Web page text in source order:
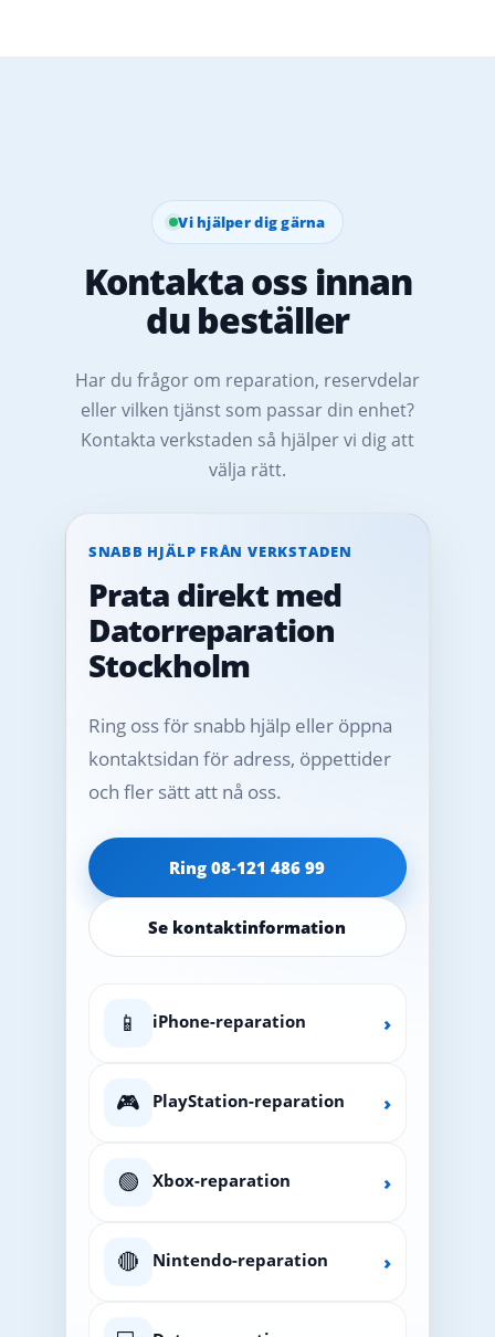
Vi hjälper dig gärna
Kontakta oss innan
du beställer
Har du frågor om reparation, reservdelar
eller vilken tjänst som passar din enhet?
Kontakta verkstaden så hjälper vi dig att
välja rätt.
SNABB HJÄLP FRÅN VERKSTADEN
Prata direkt med
Datorreparation
Stockholm
Ring oss för snabb hjälp eller öppna
kontaktsidan för adress, öppettider
och fler sätt att nå oss.
Ring 08‑121 486 99
Se kontaktinformation
📱 iPhone-reparation ›
🎮 PlayStation-reparation ›
🟢 Xbox-reparation ›
🔴 Nintendo-reparation ›